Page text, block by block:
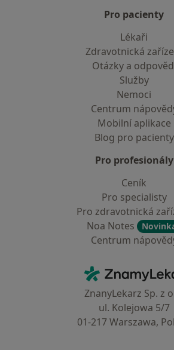
Pro pacienty
Lékaři
Zdravotnická
Otázky a
Služby
Nemoci
Centrum
Mobilní aplikace
Blog pro pacienty
Pro profesionály
Ceník
Pro specialisty
Pro zdravotnická
Noa Notes
Centrum
ZnanyLekarz Sp. z
ul. Kolejowa 5/7
01-217 Warszawa,